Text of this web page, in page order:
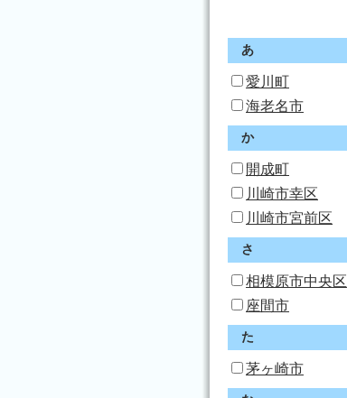
あ
愛川町
海老名市
か
開成町
川崎市幸区
川崎市宮前区
さ
相模原市中央区
座間市
た
茅ヶ崎市